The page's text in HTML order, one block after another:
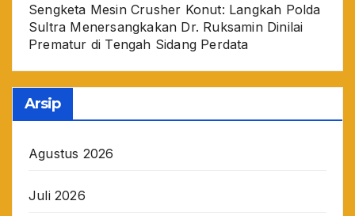
Sengketa Mesin Crusher Konut: Langkah Polda
Sultra Menersangkakan Dr. Ruksamin Dinilai
Prematur di Tengah Sidang Perdata
Arsip
Agustus 2026
Juli 2026